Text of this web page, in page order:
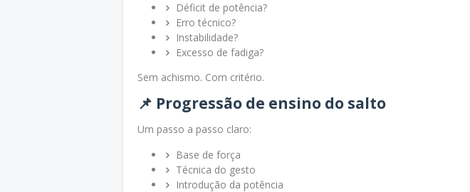
Déficit de potência?
Erro técnico?
Instabilidade?
Excesso de fadiga?
Sem achismo. Com critério.
📌 Progressão de ensino do salto
Um passo a passo claro:
Base de força
Técnica do gesto
Introdução da potência